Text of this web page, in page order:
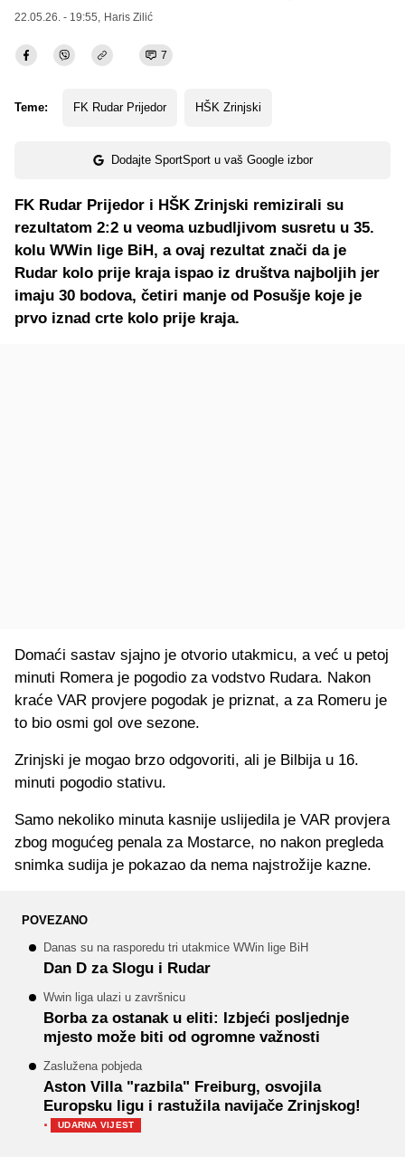
22.05.26. - 19:55, Haris Zilić
7
Teme: FK Rudar Prijedor HŠK Zrinjski
Dodajte SportSport u vaš Google izbor
FK Rudar Prijedor i HŠK Zrinjski remizirali su
rezultatom 2:2 u veoma uzbudljivom susretu u 35.
kolu WWin lige BiH, a ovaj rezultat znači da je
Rudar kolo prije kraja ispao iz društva najboljih jer
imaju 30 bodova, četiri manje od Posušje koje je
prvo iznad crte kolo prije kraja.
Domaći sastav sjajno je otvorio utakmicu, a već u petoj
minuti Romera je pogodio za vodstvo Rudara. Nakon
kraće VAR provjere pogodak je priznat, a za Romeru je
to bio osmi gol ove sezone.
Zrinjski je mogao brzo odgovoriti, ali je Bilbija u 16.
minuti pogodio stativu.
Samo nekoliko minuta kasnije uslijedila je VAR provjera
zbog mogućeg penala za Mostarce, no nakon pregleda
snimka sudija je pokazao da nema najstrožije kazne.
POVEZANO
Danas su na rasporedu tri utakmice WWin lige BiH
Dan D za Slogu i Rudar
Wwin liga ulazi u završnicu
Borba za ostanak u eliti: Izbjeći posljednje
mjesto može biti od ogromne važnosti
Zaslužena pobjeda
Aston Villa "razbila" Freiburg, osvojila
Europsku ligu i rastužila navijače Zrinjskog!
· UDARNA VIJEST